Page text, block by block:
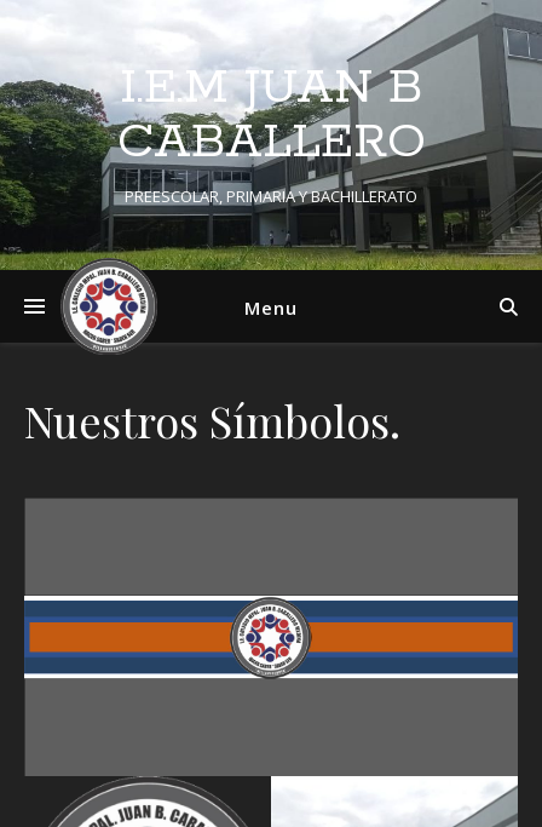
I.E.M JUAN B
CABALLERO
PREESCOLAR, PRIMARIA Y BACHILLERATO
Menu
Nuestros Símbolos.